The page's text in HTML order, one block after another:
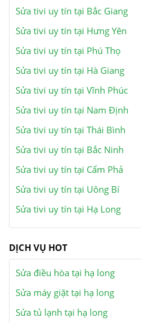
Sửa tivi uy tín tại Bắc Giang
Sửa tivi uy tín tại Hưng Yên
Sửa tivi uy tín tại Phú Thọ
Sửa tivi uy tín tại Hà Giang
Sửa tivi uy tín tại Vĩnh Phúc
Sửa tivi uy tín tại Nam Định
Sửa tivi uy tín tại Thái Bình
Sửa tivi uy tín tại Bắc Ninh
Sửa tivi uy tín tại Cẩm Phả
Sửa tivi uy tín tại Uông Bí
Sửa tivi uy tín tại Hạ Long
DỊCH VỤ HOT
Sửa điều hòa tại hạ long
Sửa máy giặt tại hạ long
Sửa tủ lạnh tại hạ long